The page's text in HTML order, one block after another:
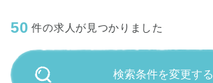
50 件の求人が見つかりました
検索条件を変更する